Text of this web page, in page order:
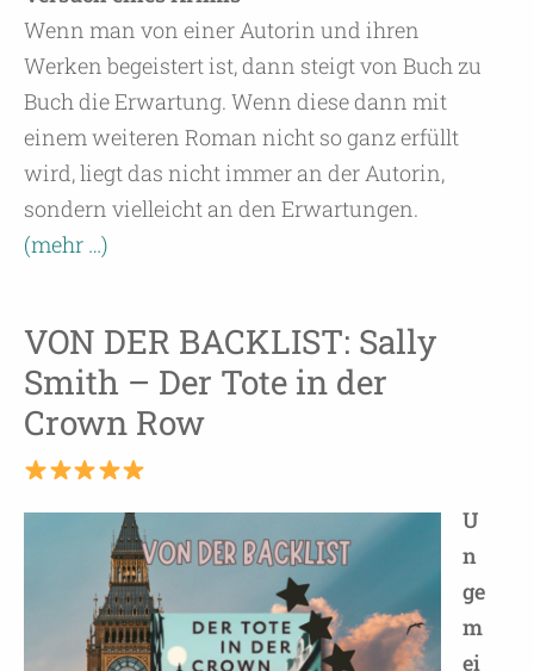
Wenn man von einer Autorin und ihren
Werken begeistert ist, dann steigt von Buch zu
Buch die Erwartung. Wenn diese dann mit
einem weiteren Roman nicht so ganz erfüllt
wird, liegt das nicht immer an der Autorin,
sondern vielleicht an den Erwartungen.
(mehr …)
VON DER BACKLIST: Sally
Smith – Der Tote in der
Crown Row
U
n
ge
m
ei